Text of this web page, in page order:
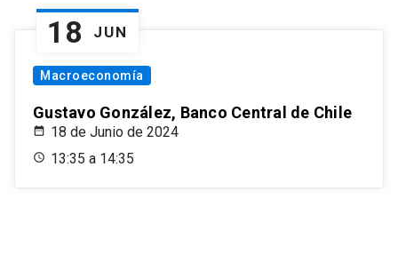
18 JUN
Macroeconomía
Gustavo González, Banco Central de Chile
18 de Junio de 2024
13:35 a 14:35